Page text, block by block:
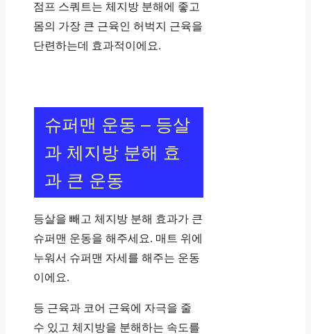
점프 스쿼트는 체지방 분해에 좋고
몸의 가장 큰 근육인 허벅지 근육을
단련하는데 효과적이에요.
슈퍼맨 운동 – 등살
과 체지방 분해 효
과 큰 운동
등살을 빼고 체지방 분해 효과가 큰
슈퍼맨 운동을 해주세요. 매트 위에
누워서 슈퍼맨 자세를 해주는 운동
이에요.
등 근육과 코어 근육에 자극을 줄
수 있고 체지방을 분해하는 속도를